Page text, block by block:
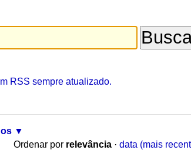
RSS sempre atualizado.
Ordenar por relevância · data (mais